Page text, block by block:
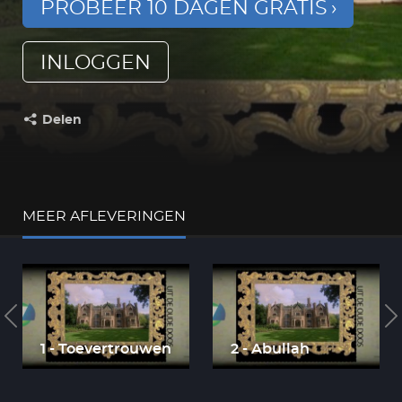
PROBEER 10 DAGEN GRATIS
INLOGGEN
Delen
MEER AFLEVERINGEN
1 - Toevertrouwen 2 - Abullah